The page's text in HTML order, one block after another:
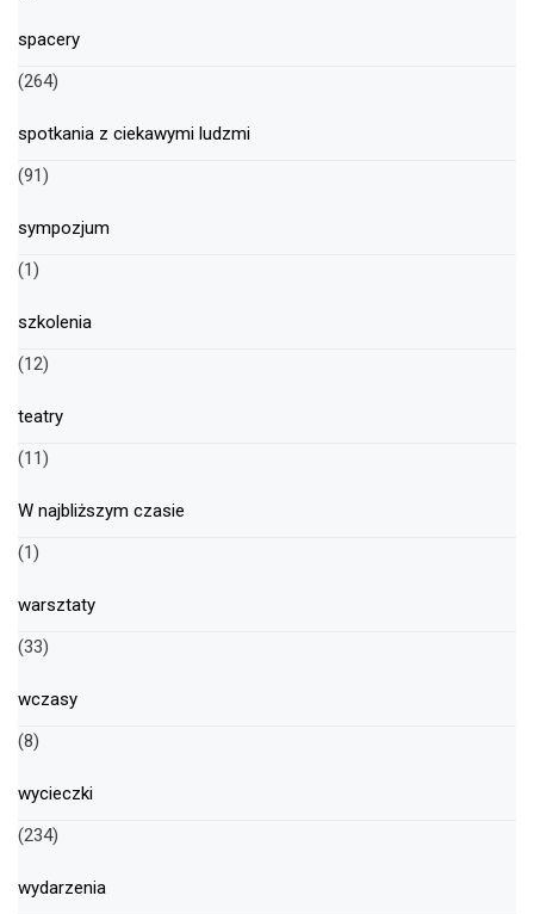
spacery
(264)
spotkania z ciekawymi ludzmi
(91)
sympozjum
(1)
szkolenia
(12)
teatry
(11)
W najbliższym czasie
(1)
warsztaty
(33)
wczasy
(8)
wycieczki
(234)
wydarzenia